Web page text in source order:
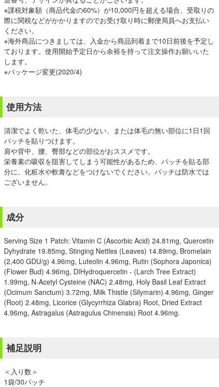
※課税対象額（商品代金の60%）が10,000円を超える場合、受取りの
際に関税などがかかりますのでお受け取り時に郵便局員へお支払い
ください。
※海外商品につきましては、入金から商品到着まで10日前後を予定し
ております。使用開始予定日から余裕を持って注文操作お願いいた
します。
※パッケージ変更(2020/4)
使用方法
清潔でよく乾いた、体毛の少ない、または体毛の無い部位に1日1回
パッチを貼りつけます。
肩や背中、腰、臀部などの部位がおススメです。
栄養素の吸収を阻害してしまう可能性があるため、パッチを貼る部
分に、化粧水や軟膏などをつけないでください。パッチは防水では
ございません。
成分
Serving Size 1 Patch: Vitamin C (Ascorbic Acid) 24.81mg, Quercetin
Dyhydrate 19.85mg, Stinging Nettles (Leaves) 14.89mg, Bromelain
(2,400 GDU/g) 4.96mg, Luteolin 4.96mg, Rutin (Sophora Japonica)
(Flower Bud) 4.96mg, DIHydroquercetin - (Larch Tree Extract)
1.99mg, N-Acetyl Cysteine (NAC) 2.48mg, Holy Basil Leaf Extract
(Ocimum Sanctum) 3.72mg, Milk Thistle (Silymarin) 4.96mg, Ginger
(Root) 2.48mg, Licorice (Glycyrrhiza Glabra) Root, Dried Extract
4.96mg, Astragalus (Astragulus Chinensis) Root 4.96mg.
補足説明
＜入り数＞
1袋/30パッチ